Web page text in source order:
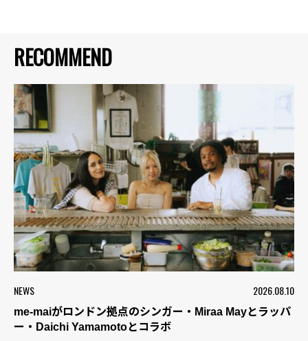
RECOMMEND
NEWS 2026.08.10
me-maiがロンドン拠点のシンガー・Miraa Mayとラッパ
ー・Daichi Yamamotoとコラボ